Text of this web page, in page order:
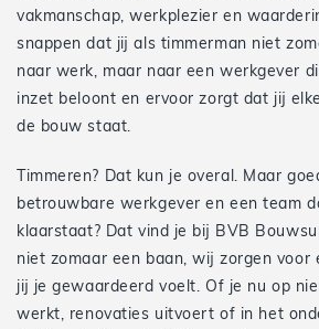
vakmanschap, werkplezier en
snappen dat jij als timmerman niet
naar werk, maar naar een werkgever
inzet beloont en ervoor zorgt dat jij
de bouw staat.
Timmeren? Dat kun je overal. Maar
betrouwbare werkgever en een team
klaarstaat? Dat vind je bij BVB
niet zomaar een baan, wij zorgen voor
jij je gewaardeerd voelt. Of je nu op
werkt, renovaties uitvoert of in het